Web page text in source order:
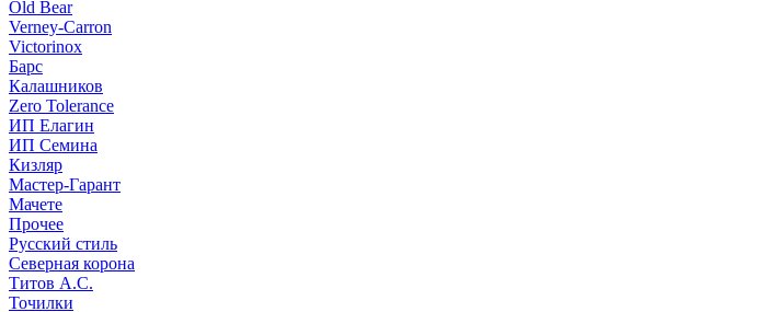
Old Bear
Verney-Carron
Victorinox
Барс
Калашников
Zero Tolerance
ИП Елагин
ИП Семина
Кизляр
Мастер-Гарант
Мачете
Прочее
Русский стиль
Северная корона
Титов А.С.
Точилки